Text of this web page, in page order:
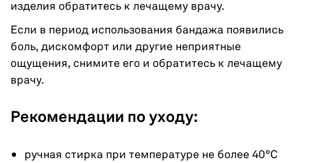
изделия обратитесь к лечащему врачу.
Если в период использования бандажа появились
боль, дискомфорт или другие неприятные
ощущения, снимите его и обратитесь к лечащему
врачу.
Рекомендации по уходу:
ручная стирка при температуре не более 40°C